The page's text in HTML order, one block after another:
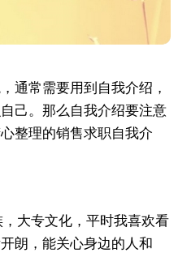
通常需要用到自我介绍，
己。那么自我介绍要注意
整理的销售求职自我介
大专文化，平时我喜欢看
朗，能关心身边的人和